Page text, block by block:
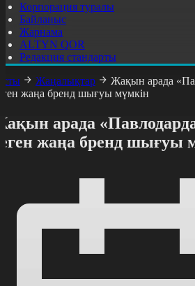
Корпорация туралы
Байланыс
Жарнама
ALTYN QOR
Редакция стандарты
Жаңалықтар
Жақын арада
жаңа бренд шығуы мүмкін
арада
жаңа бренд шығуы